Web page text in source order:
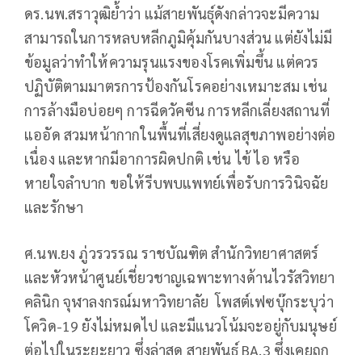
ดร.นพ.สราวุฒิย้ำว่า แม้สายพันธุ์ดังกล่าวจะมีความ
สามารถในการหลบหลีกภูมิคุ้มกันบางส่วน แต่ยังไม่มี
ข้อมูลว่าทำให้ความรุนแรงของโรคเพิ่มขึ้น แต่ควร
ปฏิบัติตามมาตรการป้องกันโรคอย่างเหมาะสม เช่น
การล้างมือบ่อยๆ การฉีดวัคซีน การหลีกเลี่ยงสถานที่
แออัด สวมหน้ากากในพื้นที่เสี่ยงดูแลสุขภาพอย่างต่อ
เนื่อง และหากมีอาการผิดปกติ เช่น ไข้ ไอ หรือ
หายใจลำบาก ขอให้รีบพบแพทย์เพื่อรับการวินิจฉัย
และรักษา
ศ.นพ.ยง ภู่วรวรรณ ราชบัณฑิต สำนักวิทยาศาสตร์
และหัวหน้าศูนย์เชี่ยวชาญเฉพาะทางด้านไวรัสวิทยา
คลินิก จุฬาลงกรณ์มหาวิทยาลัย โพสต์เฟซบุ๊กระบุว่า
โควิด-19 ยังไม่หมดไป และมีแนวโน้มจะอยู่กับมนุษย์
ต่อไปในระยะยาว ซึ่งล่าสุด สายพันธุ์ BA.3 ซึ่งเคยถูก